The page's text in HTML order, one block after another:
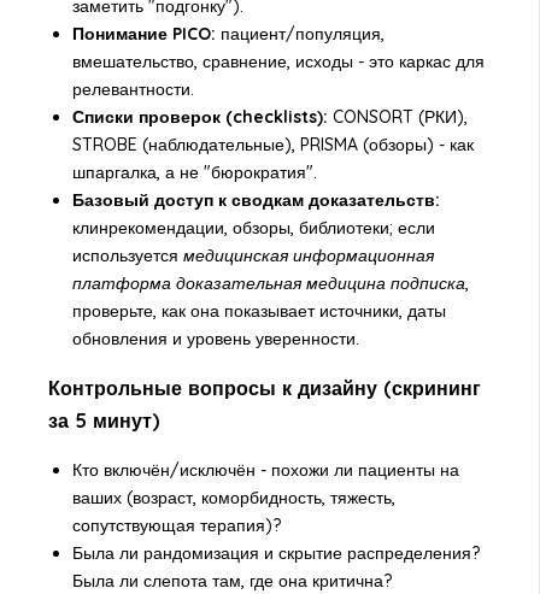
заметить "подгонку").
Понимание PICO: пациент/популяция,
вмешательство, сравнение, исходы - это каркас для
релевантности.
Списки проверок (checklists): CONSORT (РКИ),
STROBE (наблюдательные), PRISMA (обзоры) - как
шпаргалка, а не "бюрократия".
Базовый доступ к сводкам доказательств:
клинрекомендации, обзоры, библиотеки; если
используется медицинская информационная
платформа доказательная медицина подписка,
проверьте, как она показывает источники, даты
обновления и уровень уверенности.
Контрольные вопросы к дизайну (скрининг
за 5 минут)
Кто включён/исключён - похожи ли пациенты на
ваших (возраст, коморбидность, тяжесть,
сопутствующая терапия)?
Была ли рандомизация и скрытие распределения?
Была ли слепота там, где она критична?